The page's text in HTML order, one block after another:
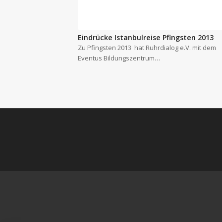
Eindrücke Istanbulreise Pfingsten 2013
Zu Pfingsten 2013 hat Ruhrdialog e.V. mit dem
Eventus Bildungszentrum…